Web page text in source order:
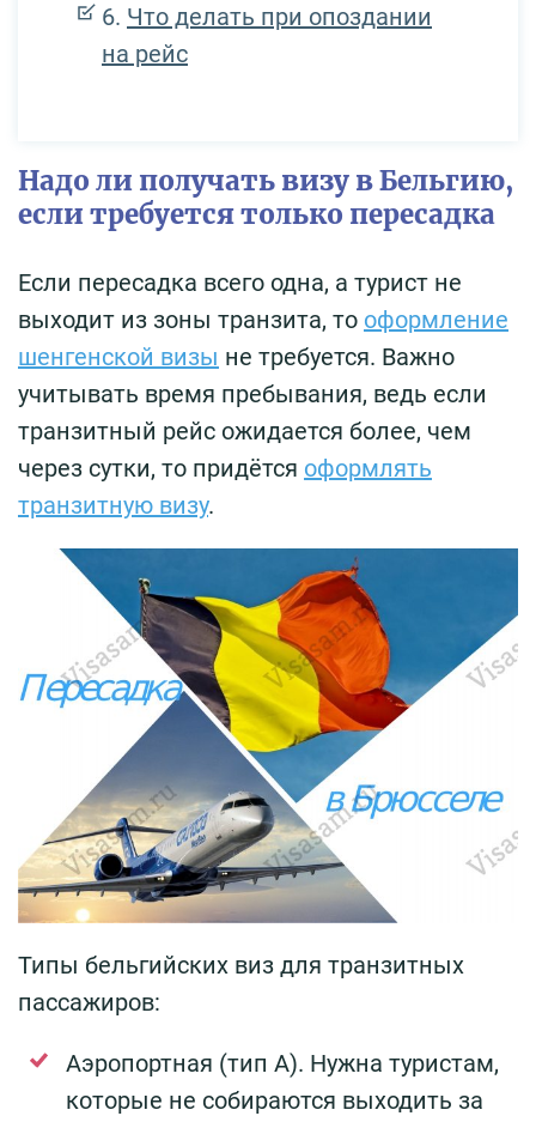
Что делать при опоздании
на рейс
Надо ли получать визу в Бельгию,
если требуется только пересадка
Если пересадка всего одна, а турист не
выходит из зоны транзита, то оформление
шенгенской визы не требуется. Важно
учитывать время пребывания, ведь если
транзитный рейс ожидается более, чем
через сутки, то придётся оформлять
транзитную визу.
Типы бельгийских виз для транзитных
пассажиров:
Аэропортная (тип А). Нужна туристам,
которые не собираются выходить за